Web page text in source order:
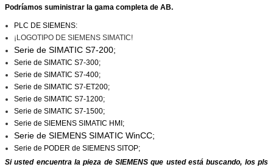
Podríamos suministrar la gama completa de AB.
PLC DE SIEMENS:
¡LOGOTIPO DE SIEMENS SIMATIC!
Serie de SIMATIC S7-200;
Serie de SIMATIC S7-300;
Serie de SIMATIC S7-400;
Serie de SIMATIC S7-ET200;
Serie de SIMATIC S7-1200;
Serie de SIMATIC S7-1500;
Serie de SIEMENS SIMATIC HMI;
Serie de SIEMENS SIMATIC WinCC;
Serie de PODER de SIEMENS SITOP;
Si usted encuentra la pieza de SIEMENS que usted está buscando, los pls